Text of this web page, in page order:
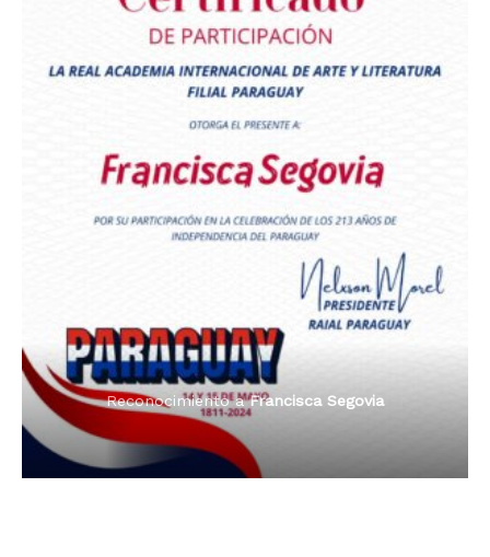
Dama de Oro 2024
Reconocimiento aFrancisca Segovia
Reconocimiento aFrancisca Segovia
Radio Tribuna Abierta
Radio Tribuna Abierta
Radio Oñondivepa Paraguay
Premio Orgullo Paraguayo
Reconocimiento aFrancisca Segovia